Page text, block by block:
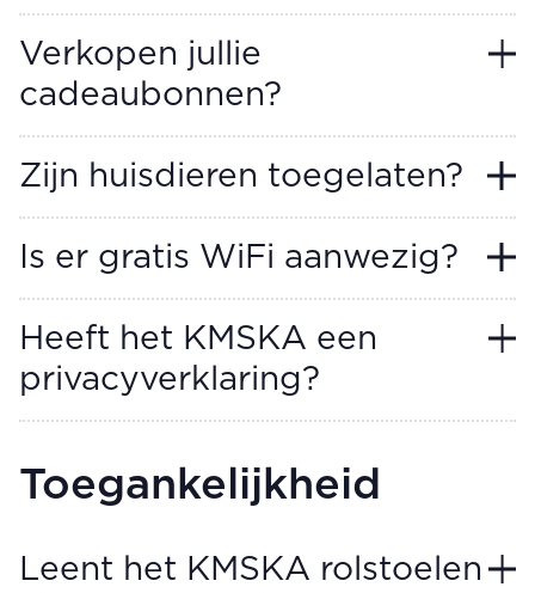
Verkopen jullie
cadeaubonnen?
Zijn huisdieren toegelaten?
Is er gratis WiFi aanwezig?
Heeft het KMSKA een
privacyverklaring?
Toegankelijkheid
Leent het KMSKA rolstoelen